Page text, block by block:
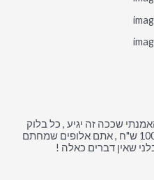
שככה זה יגיע , כל בלוק
עטוף בצלופן במבצע של 7 יחידות ב 100 ש"ח , אתם אלופים שמחתם
שאין דברים כאלה !